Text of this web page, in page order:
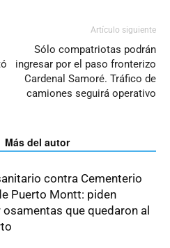
Artículo siguiente
Sólo compatriotas podrán
ingresar por el paso fronterizo
Cardenal Samoré. Tráfico de
camiones seguirá operativo
Más del autor
contra Cementerio
Puerto Montt: piden
que quedaron al